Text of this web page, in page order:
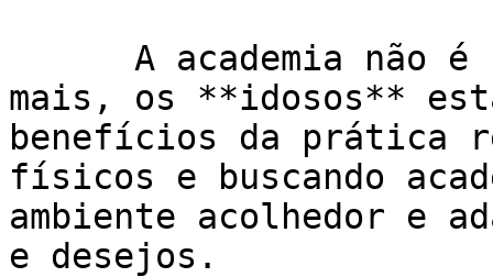
mais, os **idosos**
benefícios da prática
físicos e buscando
ambiente acolhedor e
e desejos.